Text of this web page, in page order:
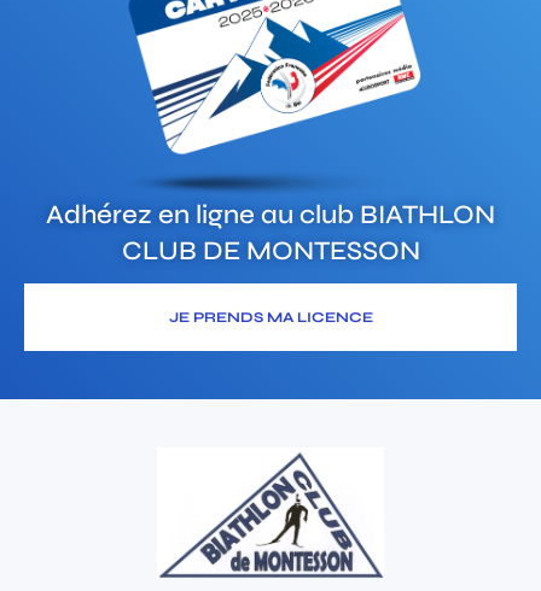
Adhérez en ligne au club BIATHLON
CLUB DE MONTESSON
JE PRENDS MA LICENCE